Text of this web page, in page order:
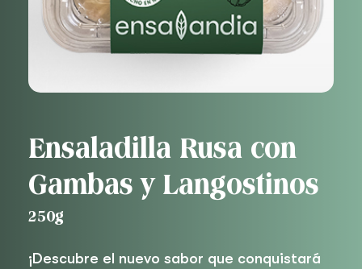
Ensaladilla Rusa con
Gambas y Langostinos
250g
¡Descubre el nuevo sabor que conquistará